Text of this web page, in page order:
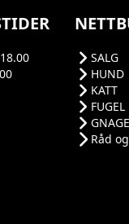
SALG
HUND
KATT
FUGEL
Råd